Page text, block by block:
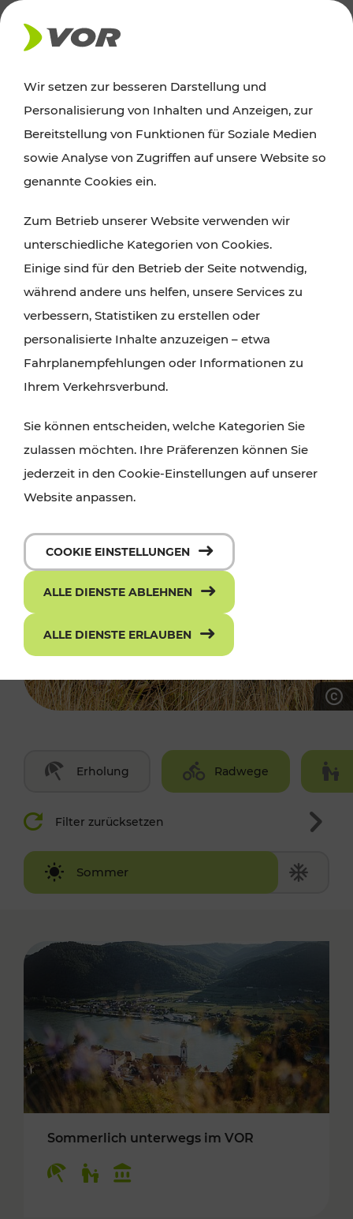
AKTUELLES
Ausflugstipps
Wien, Niederösterreich und das Burgenland
Wanderungen, Kultur und Gastronomie,
Radtouren oder purer Naturgenuss – viele
Attraktionen sind mit den Ticket- und Fahrplan-
Angeboten des VOR gut und schnell erreichbar.
Erholung Radwege
Filter zurücksetzen
Sommer
Winter
Sommerlich unterwegs im VOR
Wir setzen zur besseren Darstellung und
Personalisierung von Inhalten und Anzeigen, zur
Bereitstellung von Funktionen für Soziale Medien
sowie Analyse von Zugriffen auf unsere Website so
genannte Cookies ein.
Zum Betrieb unserer Website verwenden wir
unterschiedliche Kategorien von Cookies.
Einige sind für den Betrieb der Seite notwendig,
während andere uns helfen, unsere Services zu
verbessern, Statistiken zu erstellen oder
personalisierte Inhalte anzuzeigen – etwa
Fahrplanempfehlungen oder Informationen zu
Ihrem Verkehrsverbund.
Sie können entscheiden, welche Kategorien Sie
zulassen möchten. Ihre Präferenzen können Sie
jederzeit in den Cookie-Einstellungen auf unserer
Website anpassen.
COOKIE EINSTELLUNGEN
ALLE DIENSTE ABLEHNEN
ALLE DIENSTE ERLAUBEN